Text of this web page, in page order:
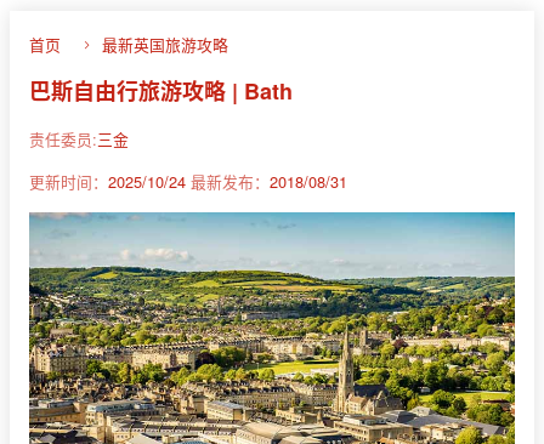
首页 最新英国旅游攻略
巴斯自由行旅游攻略 | Bath
责任委员:三金
更新时间： 2025/10/24 最新发布： 2018/08/31